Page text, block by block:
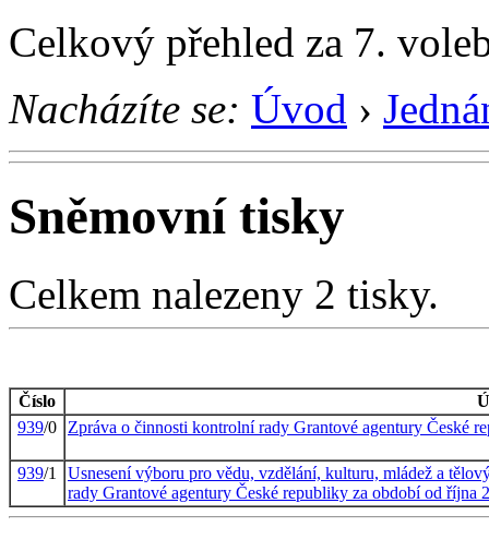
Celkový přehled za 7.
Nacházíte se: Úvod ›
Sněmovní tisky
Celkem nalezeny 2 tisky.
Číslo
939/0 Zpráva o činnosti kontrolní rady Grantové agentury České
939/1
Usnesení výboru pro vědu, vzdělání, kulturu, mládež a
rady Grantové agentury České republiky za období od října